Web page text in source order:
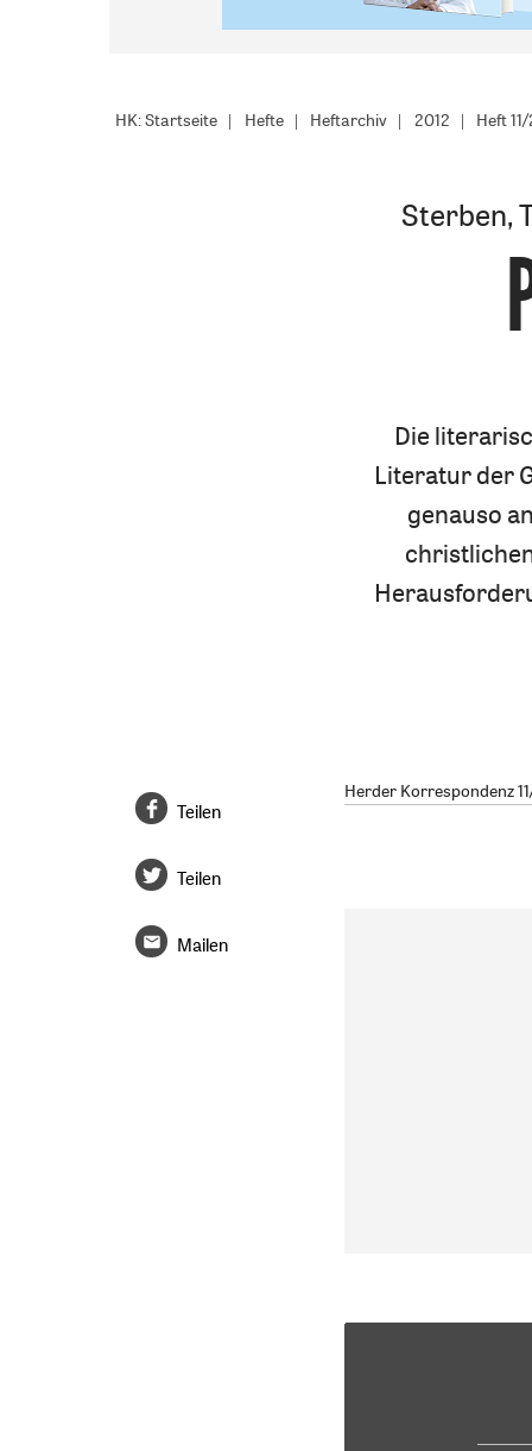
HK: Startseite Hefte Heftarchiv 2012 Heft
Sterben,
Die
Literatur der
genauso
Herder Korrespondenz
Teilen
Teilen
Mailen